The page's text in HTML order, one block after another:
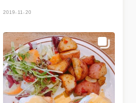
2019-11-20